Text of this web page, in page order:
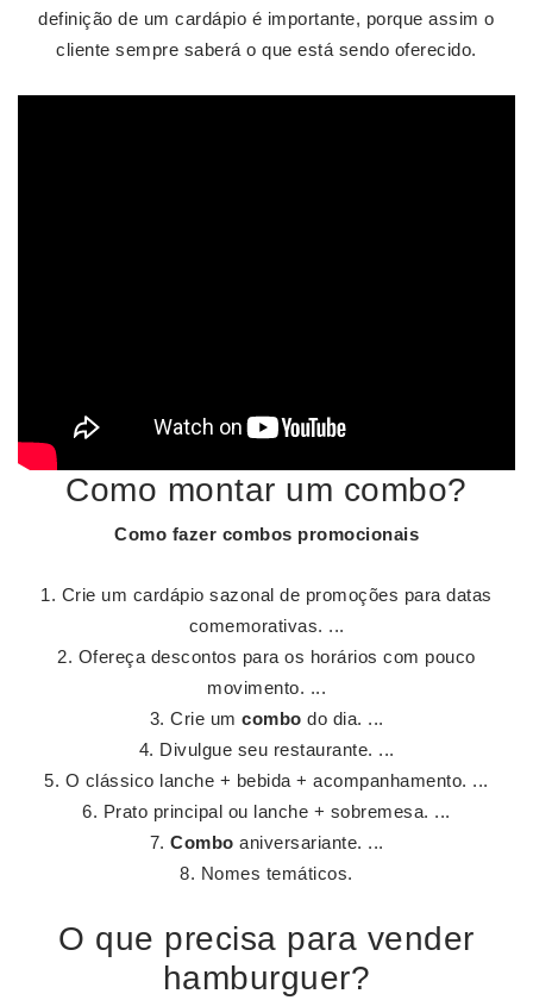
definição de um cardápio é importante, porque assim o
cliente sempre saberá o que está sendo oferecido.
Como montar um combo?
Como fazer combos promocionais
Crie um cardápio sazonal de promoções para datas
comemorativas. ...
Ofereça descontos para os horários com pouco
movimento. ...
Crie um combo do dia. ...
Divulgue seu restaurante. ...
O clássico lanche + bebida + acompanhamento. ...
Prato principal ou lanche + sobremesa. ...
Combo aniversariante. ...
Nomes temáticos.
O que precisa para vender
hamburguer?